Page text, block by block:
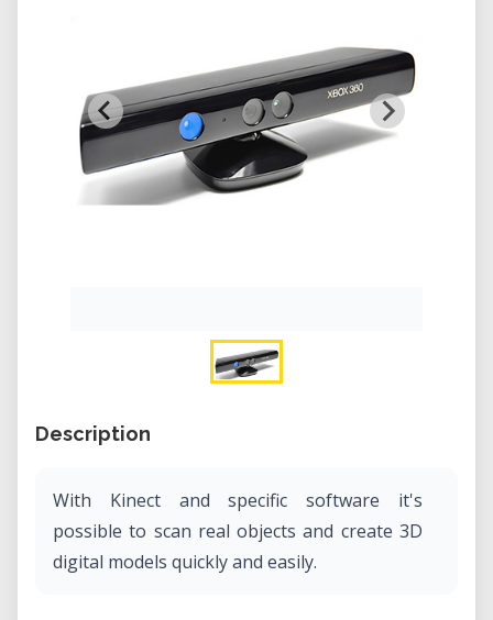
Description
With Kinect and specific software it's
possible to scan real objects and create 3D
digital models quickly and easily.